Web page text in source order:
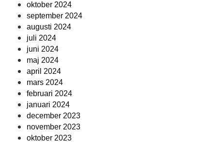
oktober 2024
september 2024
augusti 2024
juli 2024
juni 2024
maj 2024
april 2024
mars 2024
februari 2024
januari 2024
december 2023
november 2023
oktober 2023